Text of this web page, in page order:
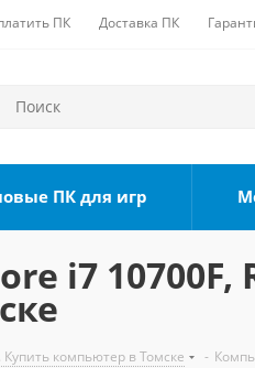
ПК Доставка ПК
ПК для игр
i7 10700F,
компьютер в Томске -